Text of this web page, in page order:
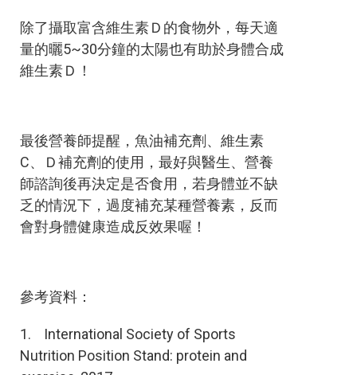
除了攝取富含維生素Ｄ的食物外，每天適
量的曬5~30分鐘的太陽也有助於身體合成
維生素Ｄ！
最後營養師提醒，魚油補充劑、維生素
C、Ｄ補充劑的使用，最好與醫生、營養
師諮詢後再決定是否食用，若身體並不缺
乏的情況下，過度補充某種營養素，反而
會對身體健康造成反效果喔！
參考資料：
1. International Society of Sports
Nutrition Position Stand: protein and